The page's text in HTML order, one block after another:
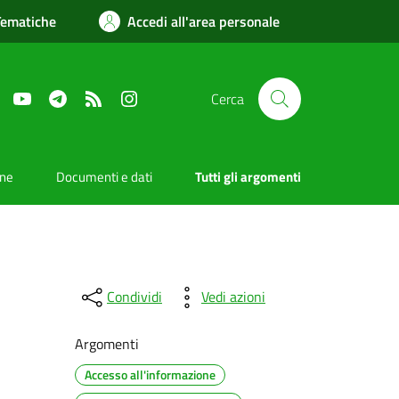
Accedi all'area personale
YouTube TelegramRSS Cerca
Documenti e dati Tutti gli argomenti
Condividi Vedi azioni
Argomenti
Accesso all'informazione